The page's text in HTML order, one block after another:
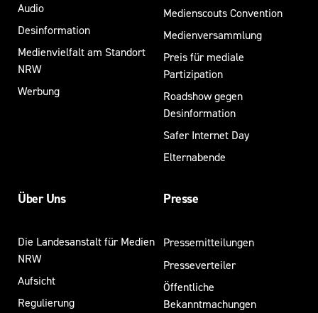
Audio
Desinformation
Medienvielfalt am Standort
NRW
Werbung
Medienscouts Convention
Medienversammlung
Preis für mediale
Partizipation
Roadshow gegen
Desinformation
Safer Internet Day
Elternabende
Über Uns
Die Landesanstalt für Medien
NRW
Aufsicht
Regulierung
Presse
Pressemitteilungen
Presseverteiler
Öffentliche
Bekanntmachungen